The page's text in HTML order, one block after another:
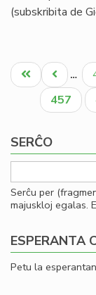
(subskribita de
Pagination
Unua
paĝo
Antaŭa
paĝo
…
Aktuala
paĝo
457
SERĈO
Serĉu per
majuskloj egalas.
ESPERANTA
Petu la